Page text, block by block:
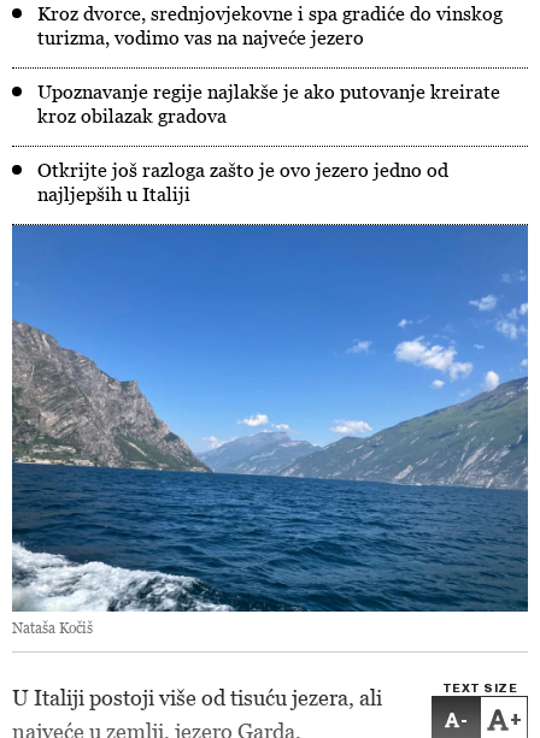
Kroz dvorce, srednjovjekovne i spa gradiće do vinskog
turizma, vodimo vas na najveće jezero
Upoznavanje regije najlakše je ako putovanje kreirate
kroz obilazak gradova
Otkrijte još razloga zašto je ovo jezero jedno od
najljepših u Italiji
Nataša Kočiš
TEXT SIZE
- +
U Italiji postoji više od tisuću jezera, ali
najveće u zemlji, jezero Garda,